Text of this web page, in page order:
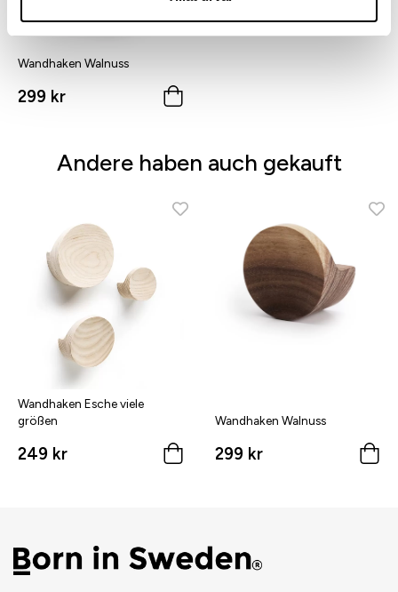
Wandhaken Walnuss
299 kr
Andere haben auch gekauft
Wandhaken Esche viele
größen
249 kr
Wandhaken Walnuss
299 kr